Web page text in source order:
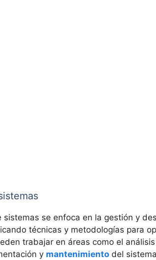
sistemas se enfoca en la gestión y
técnicas y metodologías para
trabajar en áreas como el
y mantenimiento del